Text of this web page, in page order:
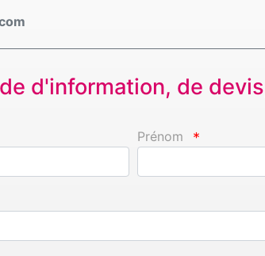
d'information, de
Prénom *